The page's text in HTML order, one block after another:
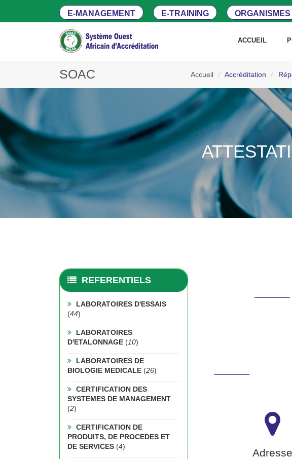
E-MANAGEMENT E-TRAINING
ACCUEIL
SOAC Accueil / Accréditation /
Adresse
REFERENTIELS
LABORATOIRES D'ESSAIS
(44)
LABORATOIRES
D'ETALONNAGE (10)
LABORATOIRES DE
BIOLOGIE MEDICALE (26)
CERTIFICATION DES
SYSTEMES DE MANAGEMENT
(2)
CERTIFICATION DE
PRODUITS, DE PROCEDES ET
DE SERVICES (4)